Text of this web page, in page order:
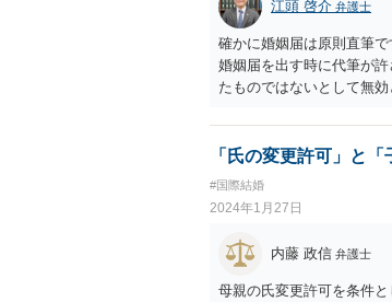
江頭 啓介 弁護士
確かに婚姻届は原則直筆
婚姻届を出す時に代筆が
たものではないとして無
すが、もう一つは双方の
というとイメージしやす
的となります。 したがっ
婚姻意思はありません。
「氏の変更許可」と
#国際結婚
2024年1月27日
内藤 政信 弁護士
母親の氏変更許可を条件